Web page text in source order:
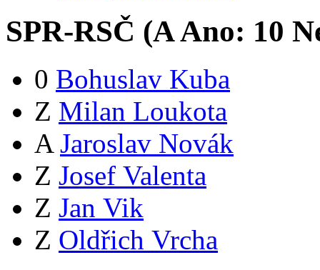
SPR-RSČ (AAno: 10
0 Bohuslav Kuba
Z Milan Loukota
A Jaroslav Novák
Z Josef Valenta
Z Jan Vik
Z Oldřich Vrcha